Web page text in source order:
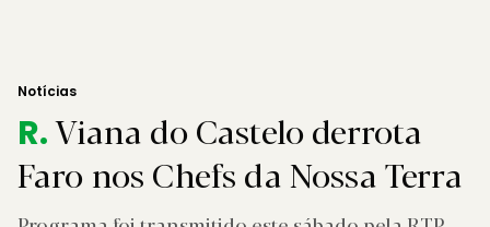
Notícias
R.Viana do Castelo derrota
Faro nos Chefs da Nossa Terra